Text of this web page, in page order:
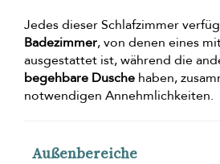
Jedes dieser Schlafzimmer
Badezimmer, von denen eines
ausgestattet ist, während die
begehbare Dusche haben,
notwendigen Annehmlichkeiten.
Außenbereiche